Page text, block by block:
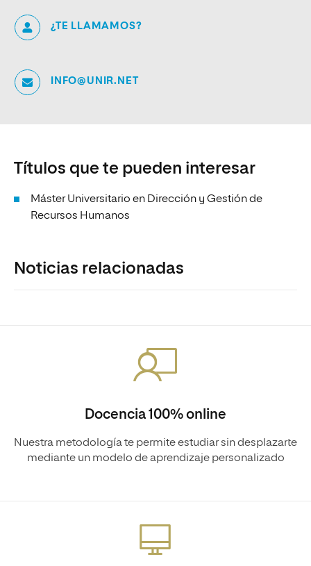
¿TE LLAMAMOS?
INFO@UNIR.NET
Títulos que te pueden interesar
Máster Universitario en Dirección y Gestión de
Recursos Humanos
Noticias relacionadas
Docencia 100% online
Nuestra metodología te permite estudiar sin desplazarte
mediante un modelo de aprendizaje personalizado